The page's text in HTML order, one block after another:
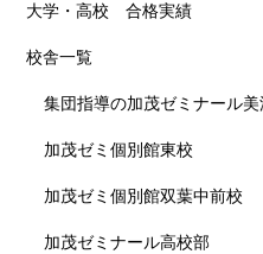
大学・高校 合格実績
校舎一覧
集団指導の加茂ゼミナール
加茂ゼミ個別館東校
加茂ゼミ個別館双葉中前校
加茂ゼミナール高校部